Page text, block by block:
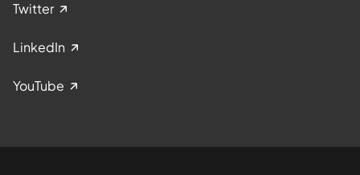
Twitter
LinkedIn
YouTube